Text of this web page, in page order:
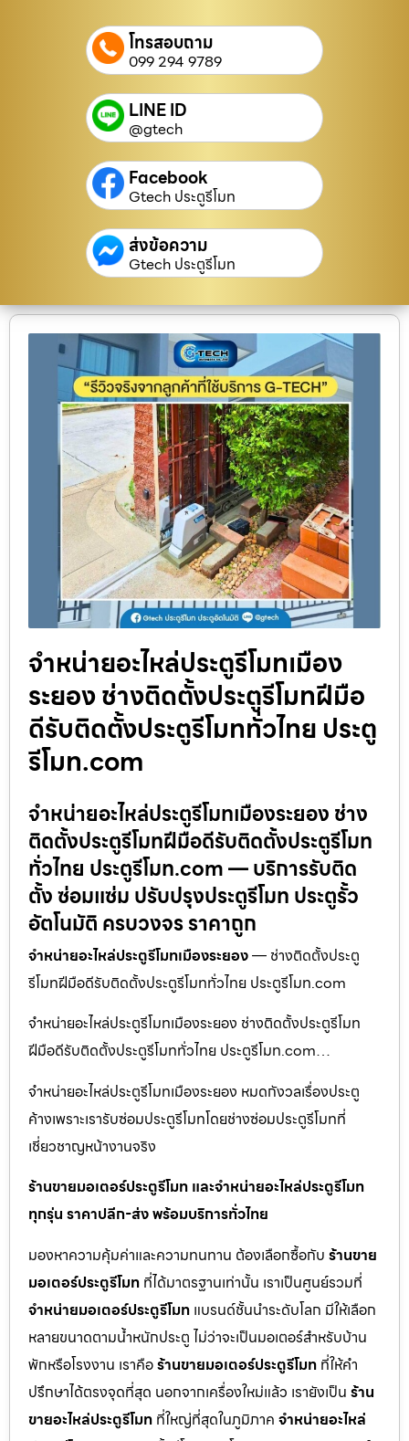
โทรสอบถาม
099 294 9789
LINE ID
@gtech
Facebook
Gtech ประตูรีโมท
ส่งข้อความ
Gtech ประตูรีโมท
จำหน่ายอะไหล่ประตูรีโมทเมือง
ระยอง ช่างติดตั้งประตูรีโมทฝีมือ
ดีรับติดตั้งประตูรีโมททั่วไทย ประตู
รีโมท.com
จำหน่ายอะไหล่ประตูรีโมทเมืองระยอง ช่าง
ติดตั้งประตูรีโมทฝีมือดีรับติดตั้งประตูรีโมท
ทั่วไทย ประตูรีโมท.com — บริการรับติด
ตั้ง ซ่อมแซ่ม ปรับปรุงประตูรีโมท ประตูรั้ว
อัตโนมัติ ครบวงจร ราคาถูก
จำหน่ายอะไหล่ประตูรีโมทเมืองระยอง— ช่างติดตั้งประตู
รีโมทฝีมือดีรับติดตั้งประตูรีโมททั่วไทย ประตูรีโมท.com
จำหน่ายอะไหล่ประตูรีโมทเมืองระยอง ช่างติดตั้งประตูรีโมท
ฝีมือดีรับติดตั้งประตูรีโมททั่วไทย ประตูรีโมท.com…
จำหน่ายอะไหล่ประตูรีโมทเมืองระยอง หมดกังวลเรื่องประตู
ค้างเพราะเรารับซ่อมประตูรีโมทโดยช่างซ่อมประตูรีโมทที่
เชี่ยวชาญหน้างานจริง
ร้านขายมอเตอร์ประตูรีโมท และจำหน่ายอะไหล่ประตูรีโมท
ทุกรุ่น ราคาปลีก-ส่ง พร้อมบริการทั่วไทย
มองหาความคุ้มค่าและความทนทาน ต้องเลือกซื้อกับ ร้านขาย
มอเตอร์ประตูรีโมท ที่ได้มาตรฐานเท่านั้น เราเป็นศูนย์รวมที่
จำหน่ายมอเตอร์ประตูรีโมท แบรนด์ชั้นนำระดับโลก มีให้เลือก
หลายขนาดตามน้ำหนักประตู ไม่ว่าจะเป็นมอเตอร์สำหรับบ้าน
พักหรือโรงงาน เราคือร้านขายมอเตอร์ประตูรีโมท ที่ให้คำ
ปรึกษาได้ตรงจุดที่สุด นอกจากเครื่องใหม่แล้ว เรายังเป็น ร้าน
ขายอะไหล่ประตูรีโมท ที่ใหญ่ที่สุดในภูมิภาค จำหน่ายอะไหล่